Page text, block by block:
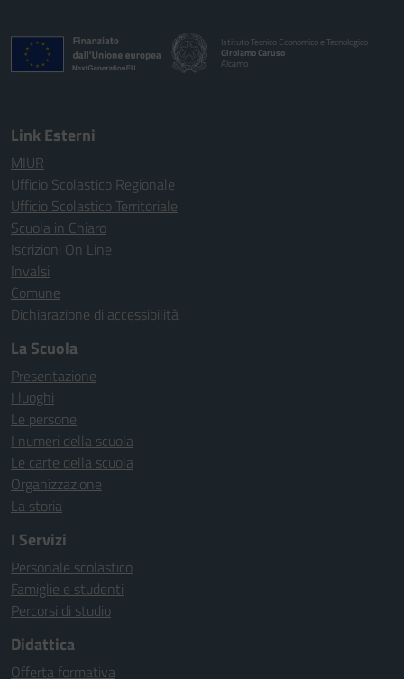
Istituto Tecnico Economico e Tecnologico
Girolamo Caruso
Alcamo
Link Esterni
MIUR
Ufficio Scolastico Regionale
Ufficio Scolastico Territoriale
Scuola in Chiaro
Iscrizioni On Line
Invalsi
Comune
Dichiarazione di accessibilità
La Scuola
Presentazione
I luoghi
Le persone
I numeri della scuola
Le carte della scuola
Organizzazione
La storia
I Servizi
Personale scolastico
Famiglie e studenti
Percorsi di studio
Didattica
Offerta formativa